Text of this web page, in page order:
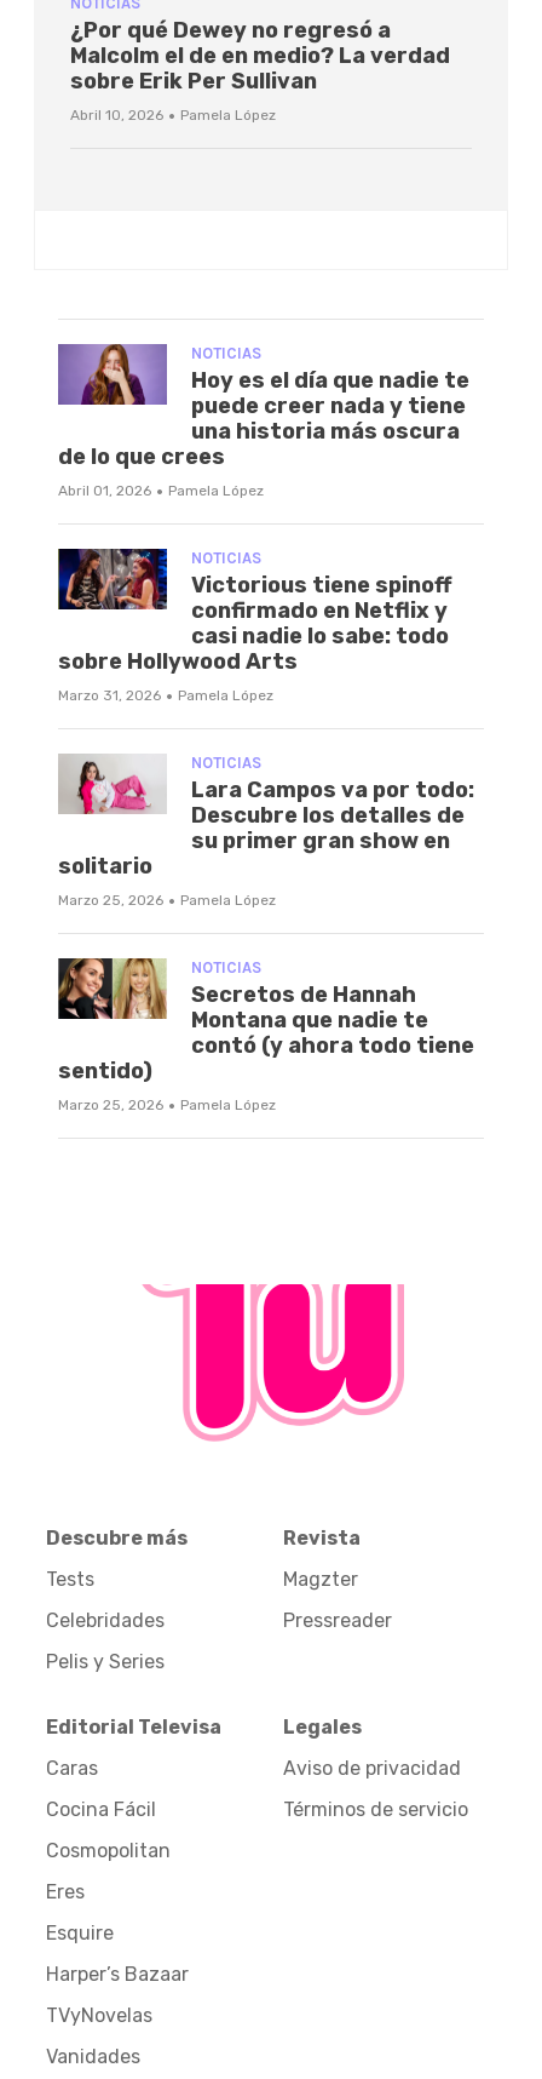
¿Por qué Dewey no regresó a
Malcolm el de en medio? La verdad
sobre Erik Per Sullivan
Abril 10, 2026 · Pamela López
NOTICIAS
Hoy es el día que nadie te
puede creer nada y tiene
una historia más oscura
de lo que crees
Abril 01, 2026 · Pamela López
NOTICIAS
Victorious tiene spinoff
confirmado en Netflix y
casi nadie lo sabe: todo
sobre Hollywood Arts
Marzo 31, 2026 · Pamela López
NOTICIAS
Lara Campos va por todo:
Descubre los detalles de
su primer gran show en
solitario
Marzo 25, 2026 · Pamela López
NOTICIAS
Secretos de Hannah
Montana que nadie te
contó (y ahora todo tiene
sentido)
Marzo 25, 2026 · Pamela López
Descubre más
Tests
Celebridades
Pelis y Series
Revista
Magzter
Pressreader
Editorial Televisa
Caras
Cocina Fácil
Cosmopolitan
Eres
Esquire
Harper’s Bazaar
TVyNovelas
Vanidades
Legales
Aviso de privacidad
Términos de servicio